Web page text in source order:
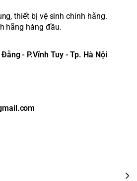
thiết bị vệ sinh chính hãng.
hãng hàng đầu.
- P.Vĩnh Tuy - Tp. Hà Nội